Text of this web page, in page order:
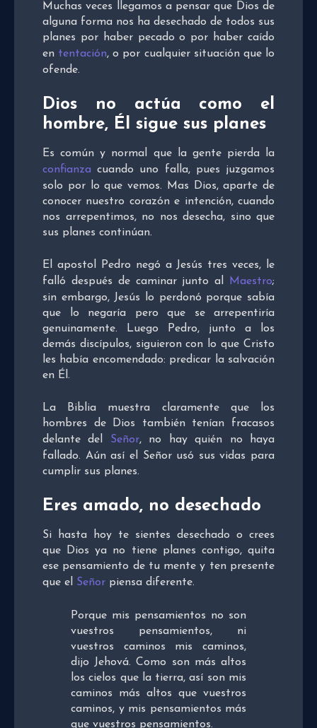
Muchas veces llegamos a pensar que Dios de
alguna forma nos ha desechado de todos sus
planes por haber pecado o por haber caído
en tentación, o por cualquier situación que lo
ofende.
Dios no actúa como el
hombre, Él sigue sus planes
Es común y normal que la gente pierda la
confianza cuando uno falla, pues juzgamos
solo por lo que vemos. Mas Dios, aparte de
conocer nuestro corazón e intención, cuando
nos arrepentimos, no nos desecha, sino que
sus planes continúan.
El apostol Pedro negó a Jesús tres veces, le
falló después de caminar junto al
Maestro;
sin embargo, Jesús lo perdonó porque sabía
que lo negaría pero que se arrepentiría
genuinamente. Luego Pedro, junto a los
demás discípulos, siguieron con lo que Cristo
les había encomendado: predicar la salvación
en Él.
La Biblia muestra claramente que los
hombres de Dios también tenían fracasos
delante del Señor, no hay quién no haya
fallado. Aún así el Señor usó sus vidas para
cumplir sus planes.
Eres amado, no desechado
Si hasta hoy te sientes desechado o crees
que Dios ya no tiene planes contigo, quita
ese pensamiento de tu mente y ten presente
que el Señor piensa diferente.
Porque mis pensamientos no son
vuestros pensamientos, ni
vuestros caminos mis caminos,
dijo Jehová. Como son más altos
los cielos que la tierra, así son mis
caminos más altos que vuestros
caminos, y mis pensamientos más
que vuestros pensamientos.